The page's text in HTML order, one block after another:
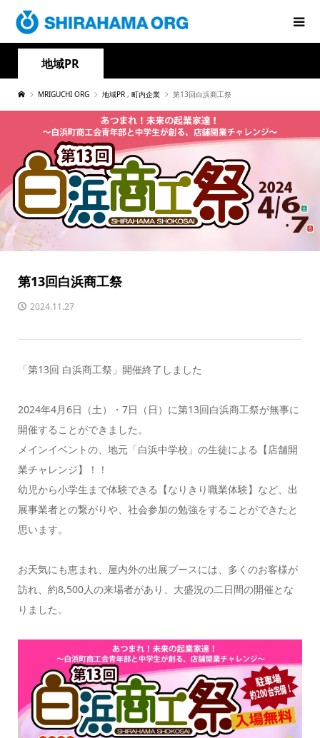
地域PR
MRIGUCHI ORG 地域PR , 町内企業 第13回白浜商工祭
第13回白浜商工祭
2024.11.27
「第13回 白浜商工祭」開催終了しました
2024年4月6日（土）・7日（日）に第13回白浜商工祭が無事に
開催することができました。
メインイベントの、地元「白浜中学校」の生徒による【店舗開
業チャレンジ】！！
幼児から小学生まで体験できる【なりきり職業体験】など、出
展事業者との繋がりや、社会参加の勉強をすることができたと
思います。
お天気にも恵まれ、屋内外の出展ブースには、多くのお客様が
訪れ、約8,500人の来場者があり、大盛況の二日間の開催とな
りました。